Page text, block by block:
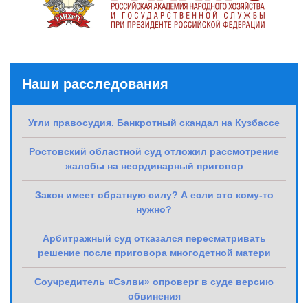
Наши расследования
Угли правосудия. Банкротный скандал на Кузбассе
Ростовский областной суд отложил рассмотрение
жалобы на неординарный приговор
Закон имеет обратную силу? А если это кому-то
нужно?
Арбитражный суд отказался пересматривать
решение после приговора многодетной матери
Соучредитель «Сэлви» опроверг в суде версию
обвинения